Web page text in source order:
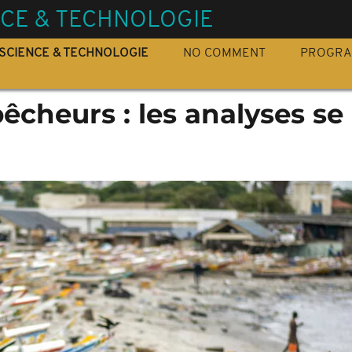
& TECHNOLOGIE
SCIENCE & TECHNOLOGIE NO COMMENT
: les analyses se